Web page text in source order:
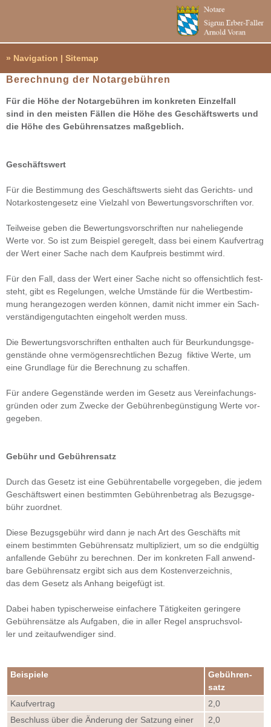
» Navigation | Sitemap
Berech­nung der Notar­ge­büh­ren
Für die Höhe der Notar­ge­büh­ren im kon­kre­ten Ein­zel­fall
sind in den meis­ten Fäl­len die Höhe des Geschäfts­werts und
die Höhe des Gebüh­ren­sat­zes maß­geb­lich.
Geschäfts­wert
Für die Bestim­mung des Geschäfts­werts sieht das Gerichts- und
Notar­kos­ten­ge­setz eine Viel­zahl von Bewer­tungs­vor­schrif­ten vor.
Teil­weise geben die Bewer­tungs­vor­schrif­ten nur nahe­lie­gende
Werte vor. So ist zum Bei­spiel gere­gelt, dass bei einem Kauf­ver­trag
der Wert einer Sache nach dem Kauf­preis bestimmt wird.
Für den Fall, dass der Wert einer Sache nicht so offen­sicht­lich fest­
steht, gibt es Rege­lun­gen, wel­che Umstände für die Wert­be­stim­
mung her­an­ge­zo­gen wer­den kön­nen, damit nicht immer ein Sach­
ver­stän­di­gen­gut­ach­ten ein­ge­holt wer­den muss.
Die Bewer­tungs­vor­schrif­ten ent­hal­ten auch für Beur­kun­dungs­ge­
gen­stände ohne ver­mö­gens­recht­li­chen Bezug fik­tive Werte, um
eine Grund­lage für die Berech­nung zu schaf­fen.
Für andere Gegen­stände wer­den im Gesetz aus Ver­ein­fa­chungs­
grün­den oder zum Zwe­cke der Gebüh­ren­be­güns­ti­gung Werte vor­
ge­ge­ben.
Gebühr und Gebüh­ren­satz
Durch das Gesetz ist eine Gebüh­ren­ta­belle vor­ge­ge­ben, die jedem
Geschäfts­wert einen bestimm­ten Gebüh­ren­be­trag als Bezugs­ge­
bühr zuord­net.
Diese Bezugs­ge­bühr wird dann je nach Art des Geschäfts mit
einem bestimm­ten Gebüh­ren­satz mul­ti­pli­ziert, um so die end­gül­tig
anfal­lende Gebühr zu berech­nen. Der im kon­kre­ten Fall anwend­
bare Gebüh­ren­satz ergibt sich aus dem Kos­ten­ver­zeich­nis,
das dem Gesetz als Anhang bei­ge­fügt ist.
Dabei haben typi­scher­weise ein­fa­chere Tätig­kei­ten gerin­gere
Gebüh­ren­sätze als Auf­ga­ben, die in aller Regel anspruchs­vol­
ler und zeit­auf­wen­di­ger sind.
Bei­spiele
Gebüh­ren­
satz
Kauf­ver­trag
2,0
Beschluss über die Ände­rung der Sat­zung einer
2,0